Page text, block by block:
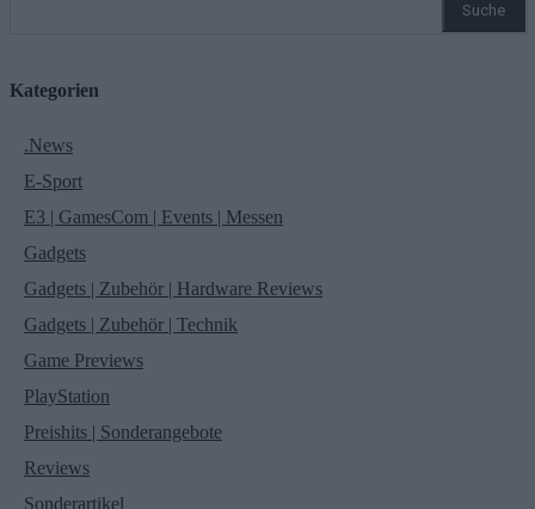
Suche
Kategorien
.News
E-Sport
E3 | GamesCom | Events | Messen
Gadgets
Gadgets | Zubehör | Hardware Reviews
Gadgets | Zubehör | Technik
Game Previews
PlayStation
Preishits | Sonderangebote
Reviews
Sonderartikel